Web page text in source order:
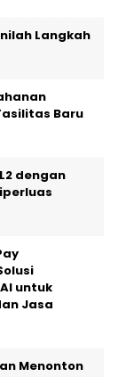
Langkah
Baru
dengan
untuk
Jasa
Menonton